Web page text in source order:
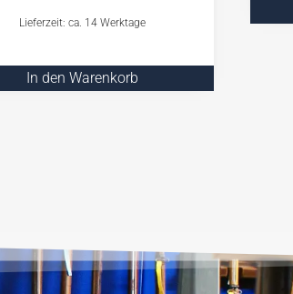
Lieferzeit: ca. 14 Werktage
In den Warenkorb